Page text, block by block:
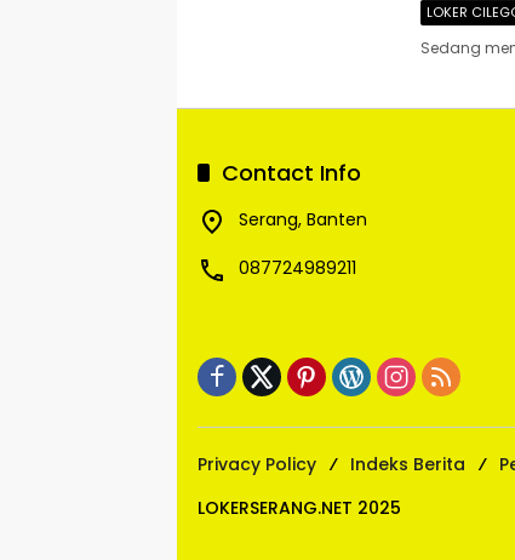
LOKER
Sedang
Contact Info
Serang, Banten
087724989211
Privacy Policy Indeks Berita
LOKERSERANG.NET 2025